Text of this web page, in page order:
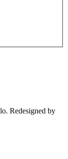
Redesigned by